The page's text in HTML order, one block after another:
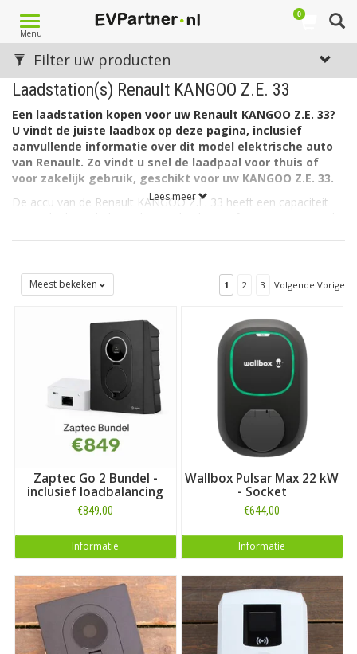
Toggle
navigation
Menu
0
Laadstation(s) Renault KANGOO Z.E. 33
Een laadstation kopen voor uw Renault KANGOO Z.E. 33?
U vindt de juiste laadbox op deze pagina, inclusief
aanvullende informatie over dit model elektrische auto
van Renault. Zo vindt u snel de laadpaal voor thuis of
voor zakelijk gebruik, geschikt voor uw KANGOO Z.E. 33.
De accu van de Renault KANGOO Z.E. 33 heeft een capaciteit
De Renault KANGOO Z.E. 33 heeft aan autozijde een aansluiting
Type 1 en kan als gezegd 1-fasig laden met 16 ampère. Hiervoor
Op zoek naar een laadpaal voor een andere Renault?
dan ons overzicht met alle
laadstations voor Renault
. Op zoek
naar een laadstation voor een ander merk dan Renault? Maak
dan uw keuze bij ons uitgebreide overzicht met
laadboxen voor
alle automerken
. Of kijk als vermeld direct hieronder voor alle
laadboxen die geschikt zijn voor het model
KANGOO Z.E. 33
Lees meer
Filter uw producten
Meest bekeken 1 2 3 Volgende Vorige
Zaptec Go 2 Bundel -
inclusief loadbalancing
€849,00
Informatie
Wallbox Pulsar Max 22 kW
- Socket
€644,00
Informatie